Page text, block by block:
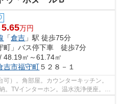
5.65万円
「倉吉 」駅 徒歩75分
町」バス停下車 徒歩7分
48.19㎡～61.74㎡
吉市福守町５２８－１
）。角部屋。カウンターキッチン。
TVインターホン。温水洗浄便座。洗
ロ...